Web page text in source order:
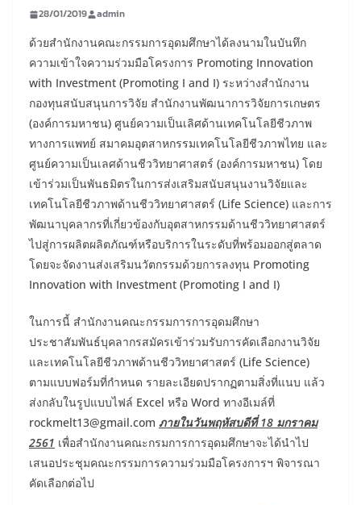
28/01/2019 admin
ด้วยสำนักงานคณะกรรมการอุดมศึกษาได้ลงนามในบันทึก
ความเข้าใจความร่วมมือโครงการ Promoting Innovation
with Investment (Promoting I and I) ระหว่างสำนักงาน
กองทุนสนับสนุนการวิจัย สำนักงานพัฒนาการวิจัยการเกษตร
(องค์การมหาชน) ศูนย์ความเป็นเลิศด้านเทคโนโลยีชีวภาพ
ทางการแพทย์ สมาคมอุตสาหกรรมเทคโนโลยีชีวภาพไทย และ
ศูนย์ความเป็นเลศด้านชีววิทยาศาสตร์ (องค์การมหาชน) โดย
เข้าร่วมเป็นพันธมิตรในการส่งเสริมสนับสนุนงานวิจัยและ
เทคโนโลยีชีวภาพด้านชีววิทยาศาสตร์ (Life Science) และการ
พัฒนาบุคลากรที่เกี่ยวข้องกับอุตสาหกรรมด้านชีววิทยาศาสตร์
ไปสู่การผลิตผลิตภัณฑ์หรือบริการในระดับที่พร้อมออกสู่ตลาด
โดยจะจัดงานส่งเสริมนวัตกรรมด้วยการลงทุน Promoting
Innovation with Investment (Promoting I and I)
ในการนี้ สำนักงานคณะกรรมการการอุดมศึกษา
ประชาสัมพันธ์บุคลากรสมัครเข้าร่วมรับการคัดเลือกงานวิจัย
และเทคโนโลยีชีวภาพด้านชีววิทยาศาสตร์ (Life Science)
ตามแบบฟอร์มที่กำหนด รายละเอียดปรากฏตามสิ่งที่แนบ แล้ว
ส่งกลับในรูปแบบไฟล์ Excel หรือ Word ทางอีเมล์ที่
rockmelt13@gmail.com ภายในวันพฤหัสบดีที่ 18 มกราคม
2561 เพื่อสำนักงานคณะกรมการการอุดมศึกษาจะได้นำไป
เสนอประชุมคณะกรรมการความร่วมมือโครงการฯ พิจารณา
คัดเลือกต่อไป